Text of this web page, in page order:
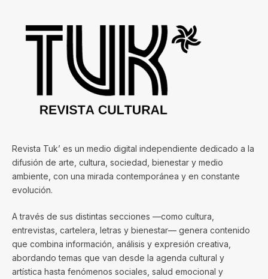
Revista Tuk’ es un medio digital independiente dedicado a la
difusión de arte, cultura, sociedad, bienestar y medio
ambiente, con una mirada contemporánea y en constante
evolución.
A través de sus distintas secciones —como cultura,
entrevistas, cartelera, letras y bienestar— genera contenido
que combina información, análisis y expresión creativa,
abordando temas que van desde la agenda cultural y
artística hasta fenómenos sociales, salud emocional y